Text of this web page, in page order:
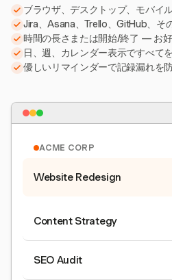
ブラウザ、デスクトップ、モバイ
Jira、Asana、Trello、GitHub、そ
時間の長さまたは開始/終了 — お
日、週、カレンダー表示ですべて
優しいリマインダーで記録漏れを
ACME CORP
Website Redesign
Content Strategy
SEO Audit